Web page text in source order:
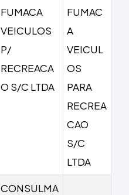
FUMACA
VEICULOS
P/
RECREACA
O S/C LTDA
FUMAC
A
VEICUL
OS
PARA
RECREA
CAO
S/C
LTDA
CONSULMA